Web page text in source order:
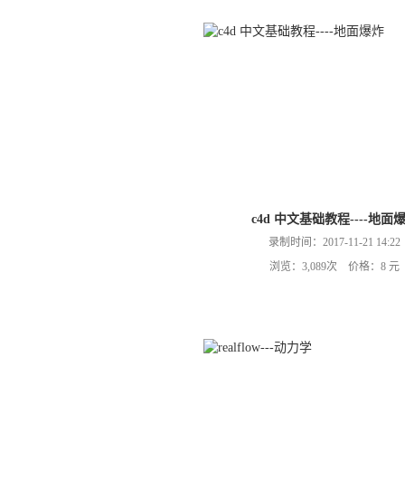
c4d 中文基础教程----地面
录制时间：2017-11-21 14:22
浏览：3,089次 价格：8 元